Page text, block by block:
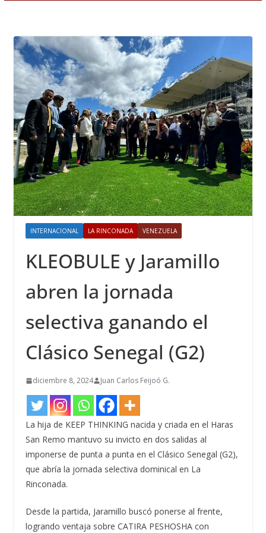
INTERNACIONAL LA RINCONADA VENEZUELA
KLEOBULE y Jaramillo
abren la jornada
selectiva ganando el
Clásico Senegal (G2)
diciembre 8, 2024 Juan Carlos Feijoó G.
La hija de KEEP THINKING nacida y criada en el Haras
San Remo mantuvo su invicto en dos salidas al
imponerse de punta a punta en el Clásico Senegal (G2),
que abría la jornada selectiva dominical en La
Rinconada.
Desde la partida, Jaramillo buscó ponerse al frente,
logrando ventaja sobre CATIRA PESHOSHA con